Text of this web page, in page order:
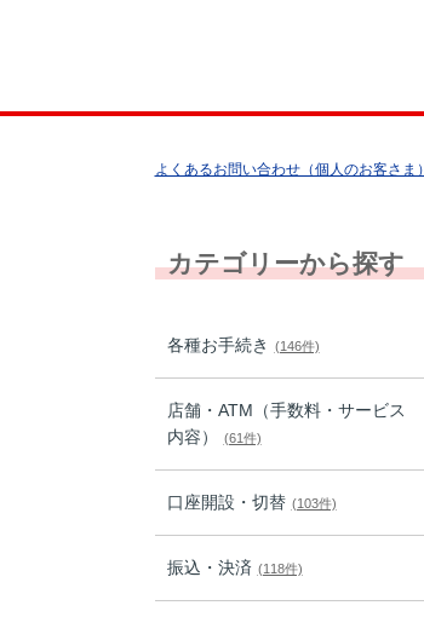
よくあるお問い合わせ（個人のお客さま）
カテゴリーから探す
各種お手続き (146件)
店舗・ATM（手数料・サービス
内容）
(61件)
口座開設・切替 (103件)
振込・決済 (118件)